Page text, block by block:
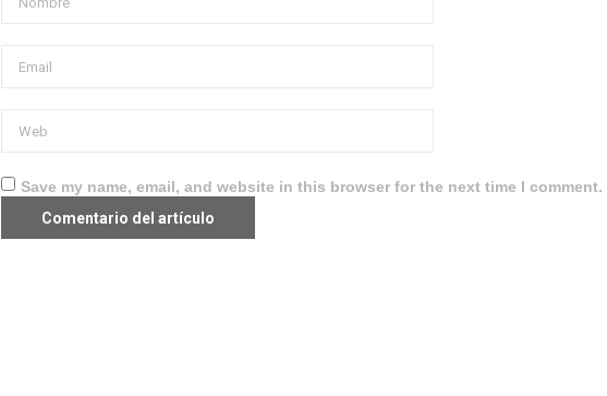
Save my name, email, and website in this browser for the next time I comment.